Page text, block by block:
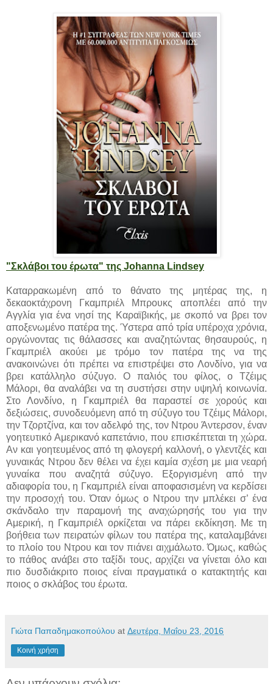
"Σκλάβοι του έρωτα" της Johanna Lindsey
Καταρρακωμένη από το θάνατο της μητέρας της, η
δεκαοκτάχρονη Γκαμπριέλ Μπρουκς αποπλέει από την
Αγγλία για ένα νησί της Καραϊβικής, με σκοπό να βρει τον
αποξενωμένο πατέρα της. Ύστερα από τρία υπέροχα χρόνια,
οργώνοντας τις θάλασσες και αναζητώντας θησαυρούς, η
Γκαμπριέλ ακούει με τρόμο τον πατέρα της να της
ανακοινώνει ότι πρέπει να επιστρέψει στο Λονδίνο, για να
βρει κατάλληλο σύζυγο. Ο παλιός του φίλος, ο Τζέιμς
Μάλορι, θα αναλάβει να τη συστήσει στην υψηλή κοινωνία.
Στο Λονδίνο, η Γκαμπριέλ θα παραστεί σε χορούς και
δεξιώσεις, συνοδευόμενη από τη σύζυγο του Τζέιμς Μάλορι,
την Τζορτζίνα, και τον αδελφό της, τον Ντρου Άντερσον, έναν
γοητευτικό Αμερικανό καπετάνιο, που επισκέπτεται τη χώρα.
Αν και γοητευμένος από τη φλογερή καλλονή, ο γλεντζές και
γυναικάς Ντρου δεν θέλει να έχει καμία σχέση με μια νεαρή
γυναίκα που αναζητά σύζυγο. Εξοργισμένη από την
αδιαφορία του, η Γκαμπριέλ είναι αποφασισμένη να κερδίσει
την προσοχή του. Όταν όμως ο Ντρου την μπλέκει σ’ ένα
σκάνδαλο την παραμονή της αναχώρησής του για την
Αμερική, η Γκαμπριέλ ορκίζεται να πάρει εκδίκηση. Με τη
βοήθεια των πειρατών φίλων του πατέρα της, καταλαμβάνει
το πλοίο του Ντρου και τον πιάνει αιχμάλωτο. Όμως, καθώς
το πάθος ανάβει στο ταξίδι τους, αρχίζει να γίνεται όλο και
πιο δυσδιάκριτο ποιος είναι πραγματικά ο κατακτητής και
ποιος ο σκλάβος του έρωτα.
Γιώτα Παπαδημακοπούλου at Δευτέρα, Μαΐου 23, 2016
Κοινή χρήση